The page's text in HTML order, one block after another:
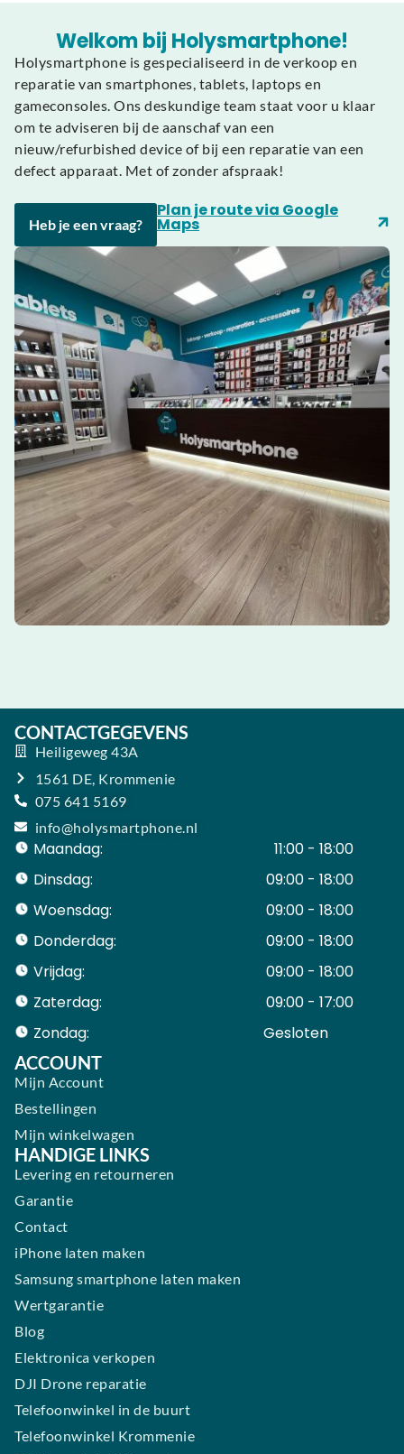
Welkom bij Holysmartphone!
Holysmartphone is gespecialiseerd in de verkoop en
reparatie van smartphones, tablets, laptops en
gameconsoles. Ons deskundige team staat voor u klaar
om te adviseren bij de aanschaf van een
nieuw/refurbished device of bij een reparatie van een
defect apparaat. Met of zonder afspraak!
Heb je een vraag?
Plan je route via Google
Maps
CONTACTGEGEVENS
Heiligeweg 43A
1561 DE, Krommenie
075 641 5169
info@holysmartphone.nl
Maandag:
11:00 - 18:00
Dinsdag:
09:00 - 18:00
Woensdag:
09:00 - 18:00
Donderdag:
09:00 - 18:00
Vrijdag:
09:00 - 18:00
Zaterdag:
09:00 - 17:00
Zondag:
Gesloten ​ ​ ​ ​ ​ ​ ​
ACCOUNT
Mijn Account
Bestellingen
Mijn winkelwagen
HANDIGE LINKS
Levering en retourneren
Garantie
Contact
iPhone laten maken
Samsung smartphone laten maken
Wertgarantie
Blog
Elektronica verkopen
DJI Drone reparatie
Telefoonwinkel in de buurt
Telefoonwinkel Krommenie